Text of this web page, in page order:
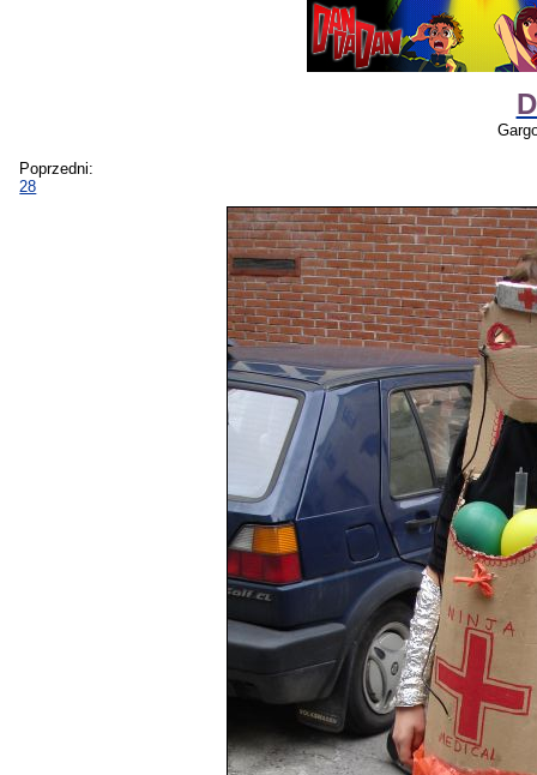
Poprzedni:
28